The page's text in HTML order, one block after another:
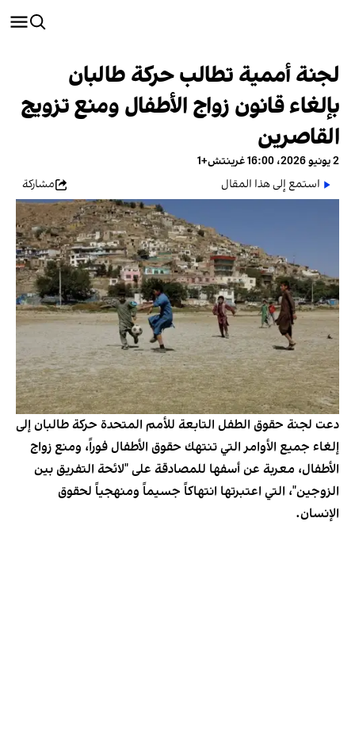
لجنة أممية تطالب حركة طالبان
بإلغاء قانون زواج الأطفال ومنع تزويج
القاصرين
2 يونيو 2026، 16:00 غرينتش+1
استمع إلى هذا المقال
مشاركة
دعت لجنة حقوق الطفل التابعة للأمم المتحدة حركة طالبان إلى
إلغاء جميع الأوامر التي تنتهك حقوق الأطفال فوراً، ومنع زواج
الأطفال، معربة عن أسفها للمصادقة على "لائحة التفريق بين
الزوجين"، التي اعتبرتها انتهاكاً جسيماً ومنهجياً لحقوق
الإنسان.